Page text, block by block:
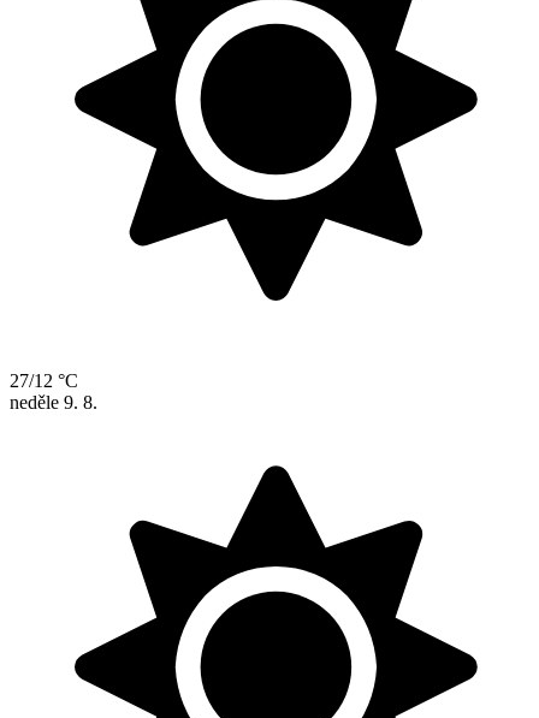
27/12 °C
neděle 9. 8.